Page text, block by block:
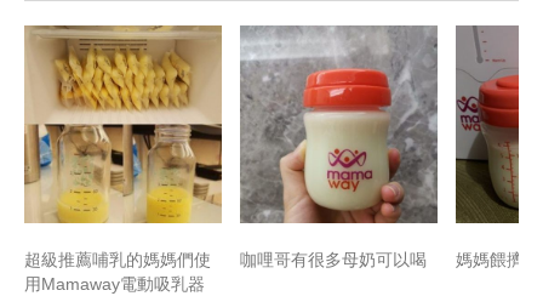
超級推薦哺乳的媽媽們使
用Mamaway電動吸乳器
咖哩哥有很多母奶可以喝 媽媽餵擠